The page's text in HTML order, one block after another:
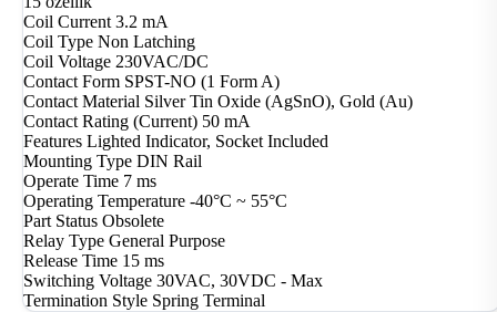
Coil Current 3.2 mA
Coil Type Non Latching
Coil Voltage 230VAC/DC
Contact Form SPST-NO (1 Form A)
Contact Material Silver Tin Oxide (AgSnO), Gold (Au)
Contact Rating (Current) 50 mA
Features Lighted Indicator, Socket Included
Mounting Type DIN Rail
Operate Time 7 ms
Operating Temperature -40°C ~ 55°C
Part Status Obsolete
Relay Type General Purpose
Release Time 15 ms
Switching Voltage 30VAC, 30VDC - Max
Termination Style Spring Terminal